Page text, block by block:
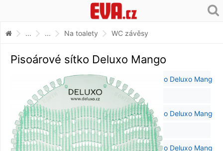
... ... Na toalety WC závěsy
Pisoárové sítko Deluxo Mango